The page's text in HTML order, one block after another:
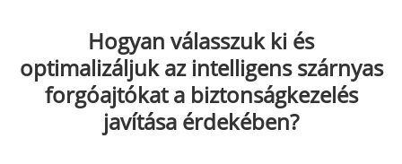
Hogyan válasszuk ki és
optimalizáljuk az intelligens szárnyas
forgóajtókat a biztonságkezelés
javítása érdekében?